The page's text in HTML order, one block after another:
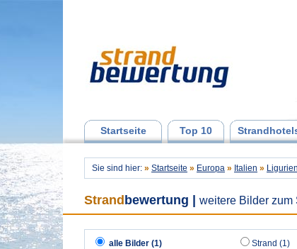
Startseite Top 10
Sie sind hier: » Startseite » Europa » Italien » Ligurien
Strand bewertung weitere Bilder zum
alle Bilder (1) Strand (1)